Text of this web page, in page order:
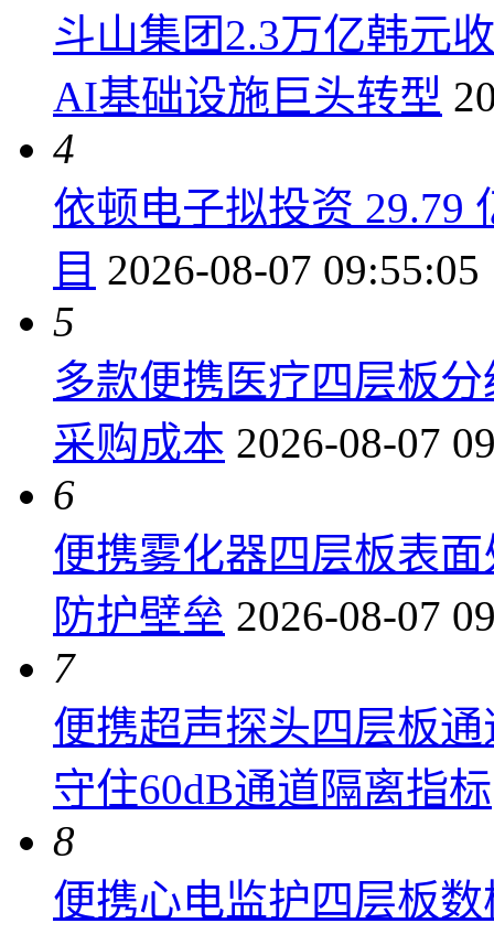
斗山集团2.3万亿韩元
AI基础设施巨头转型
4
依顿电子拟投资 29.79
目 2026-08-07 09:55:05
5
多款便携医疗四层板
采购成本 2026-08-07
6
便携雾化器四层板表
防护壁垒 2026-08-07
7
便携超声探头四层板
守住60dB通道隔离指标
8
便携心电监护四层板